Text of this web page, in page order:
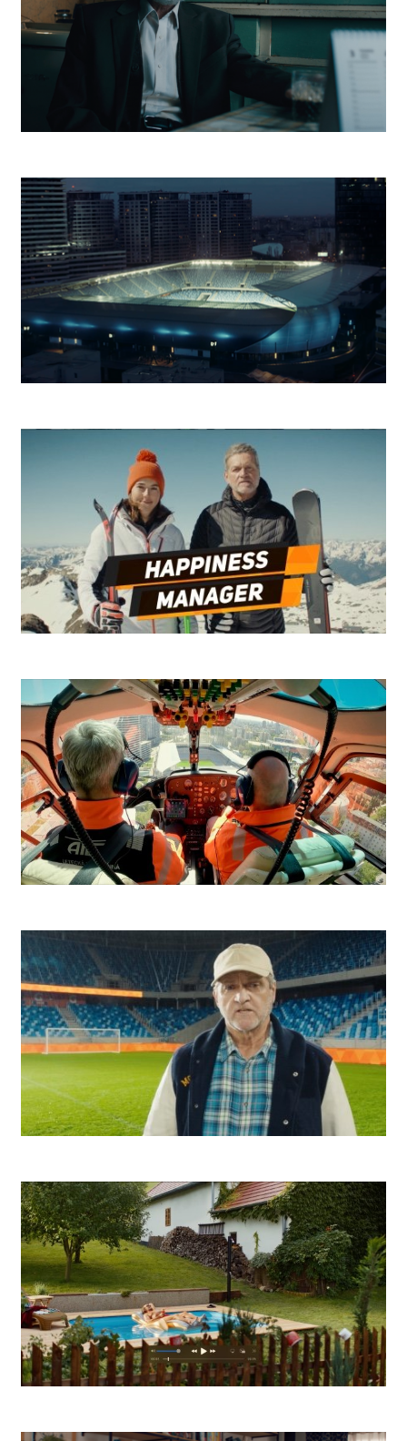
Post Bellum Deň víťazstva nad fašizmom
SKY - Push The Right Button
Niké Ľadovec
Niké Futbal
Niké Basketbal
Tondach